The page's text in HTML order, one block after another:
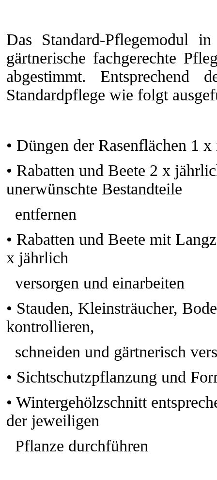
Das Standard-Pflegemodul
gärtnerische fachgerechte
abgestimmt.
Standardpflege wie folgt
• Düngen der Rasenflächen 1
• Rabatten und Beete 2 x
unerwünschte Bestandteile
entfernen
• Rabatten und Beete mit
x jährlich
versorgen und einarbeiten
• Stauden, Kleinsträucher,
kontrollieren,
schneiden und gärtnerisch
• Sichtschutzpflanzung und
• Wintergehölzschnitt
der jeweiligen
Pflanze durchführen